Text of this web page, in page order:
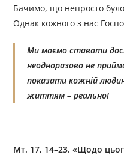
Бачимо, що непросто
Однак кожного з нас
Ми маємо ставати
неодноразово не
показати кожній
життям – реально!
Мт. 17, 14–23. «Щодо